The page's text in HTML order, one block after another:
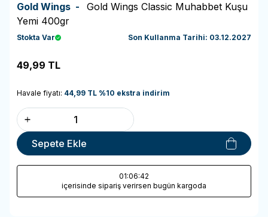
Gold Wings - Gold Wings Classic Muhabbet Kuşu
Yemi 400gr
Stokta Var Son Kullanma Tarihi: 03.12.2027
49,99 TL
Havale fiyatı: 44,99 TL %10 ekstra indirim
Sepete Ekle
01:06:42
içerisinde sipariş verirsen bugün kargoda